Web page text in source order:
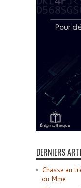
DERNIERS
Chasse au
ou Mme